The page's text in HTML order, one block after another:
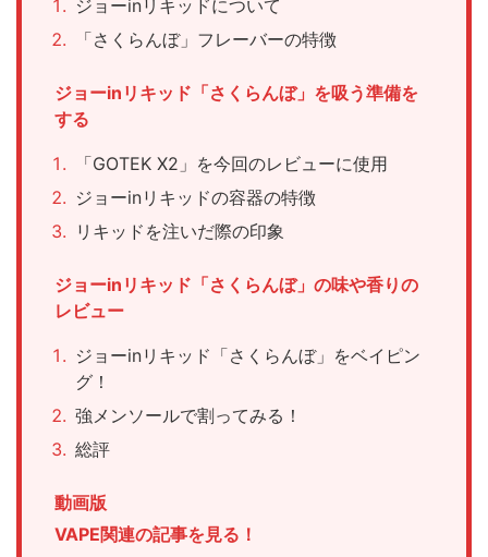
ジョーinリキッドについて
「さくらんぼ」フレーバーの特徴
ジョーinリキッド「さくらんぼ」を吸う準備を
する
「GOTEK X2」を今回のレビューに使用
ジョーinリキッドの容器の特徴
リキッドを注いだ際の印象
ジョーinリキッド「さくらんぼ」の味や香りの
レビュー
ジョーinリキッド「さくらんぼ」をベイピン
グ！
強メンソールで割ってみる！
総評
動画版
VAPE関連の記事を見る！